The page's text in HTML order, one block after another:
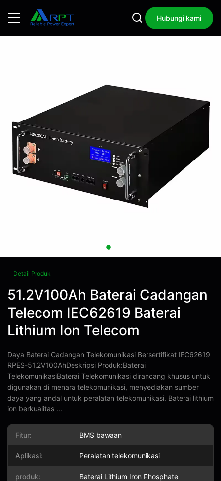
Hubungi kami
Detail Produk
51.2V100Ah Baterai Cadangan
Telecom IEC62619 Baterai
Lithium Ion Telecom
Daya Baterai Cadangan Telekomunikasi Bersertifikat IEC62619
RPES-51.2V100AhDeskripsi Produk:Baterai
TelekomunikasiBaterai Telekomunikasi dirancang khusus untuk
digunakan di menara telekomunikasi, menyediakan sumber
daya yang andal untuk peralatan telekomunikasi. Baterai lithium
ion berkualitas ...
Fitur: BMS bawaan
Aplikasi: Peralatan telekomunikasi
produk:
Baterai Lithium Iron Phosphate